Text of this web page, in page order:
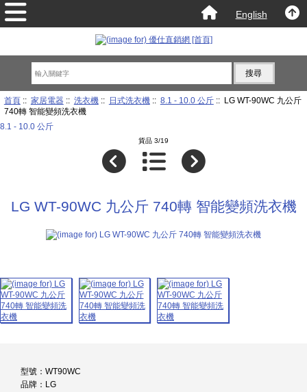
English
首頁:: 家居電器:: 洗衣機:: 日式洗衣機:: 8.1 - 10.0 公斤:: LG WT-90WC 九公斤
740轉 智能變頻洗衣機
8.1 - 10.0 公斤
貨品 3/19
LG WT-90WC 九公斤 740轉 智能變頻洗衣機
型號：WT90WC
品牌：LG